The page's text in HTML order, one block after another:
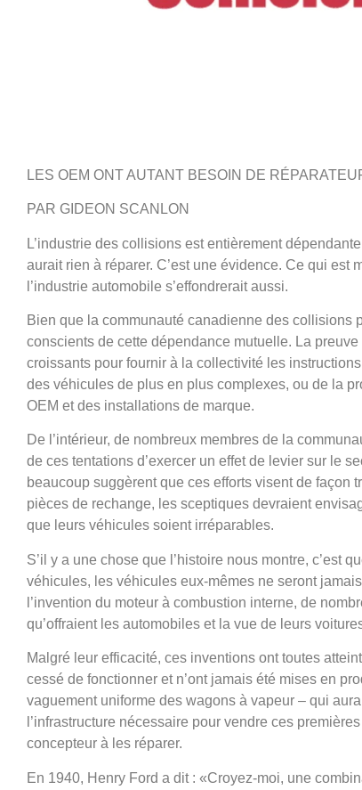
LES OEM ONT AUTANT BESOIN DE
PAR GIDEON SCANLON
L’industrie des collisions est entièrement
aurait rien à réparer. C’est une évidence. Ce qui est
l’industrie automobile s’effondrerait aussi.
Bien que la communauté canadienne des collisions
conscients de cette dépendance mutuelle. La
croissants pour fournir à la collectivité les
des véhicules de plus en plus complexes, ou de la
OEM et des installations de marque.
De l’intérieur, de nombreux membres de la
de ces tentations d’exercer un effet de levier sur le
beaucoup suggèrent que ces efforts visent de façon
pièces de rechange, les sceptiques devraient
que leurs véhicules soient irréparables.
S’il y a une chose que l’histoire nous montre, c’est
véhicules, les véhicules eux-mêmes ne seront
l’invention du moteur à combustion interne, de
qu’offraient les automobiles et la vue de leurs
Malgré leur efficacité, ces inventions ont toutes
cessé de fonctionner et n’ont jamais été mises en
vaguement uniforme des wagons à vapeur – qui
l’infrastructure nécessaire pour vendre ces
concepteur à les réparer.
En 1940, Henry Ford a dit : «Croyez-moi, une